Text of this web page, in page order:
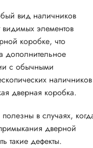
вид наличников
элементов
коробке, что
дополнительное
с обычными
наличников
дверная коробка.
в случаях,
дверной
такие дефекты.